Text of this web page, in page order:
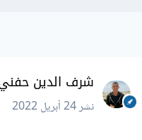
شرف الدين حفني
نشر24 أبريل 2022